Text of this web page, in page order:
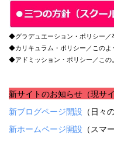
◆グラデュエーション・ポリシー／
◆カリキュラム・ポリシー／このよ
◆アドミッション・ポリシー／この
新サイトのお知らせ（現サ
新ブログページ開設 （日々
新ホームページ開設 （スマ